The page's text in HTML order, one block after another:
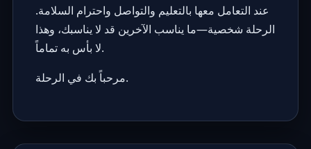
عند التعامل معها بالتعليم والتواصل واحترام السلامة.
الرحلة شخصية—ما يناسب الآخرين قد لا يناسبك، وهذا
لا بأس به تماماً.
مرحباً بك في الرحلة.